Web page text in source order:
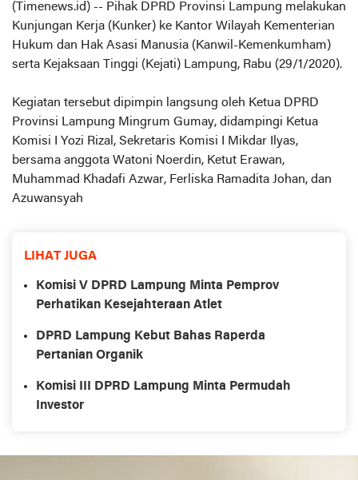
(Timenews.id) -- Pihak DPRD Provinsi Lampung melakukan
Kunjungan Kerja (Kunker) ke Kantor Wilayah Kementerian
Hukum dan Hak Asasi Manusia (Kanwil-Kemenkumham)
serta Kejaksaan Tinggi (Kejati) Lampung, Rabu (29/1/2020).
Kegiatan tersebut dipimpin langsung oleh Ketua DPRD
Provinsi Lampung Mingrum Gumay, didampingi Ketua
Komisi I Yozi Rizal, Sekretaris Komisi I Mikdar Ilyas,
bersama anggota Watoni Noerdin, Ketut Erawan,
Muhammad Khadafi Azwar, Ferliska Ramadita Johan, dan
Azuwansyah
LIHAT JUGA
Komisi V DPRD Lampung Minta Pemprov
Perhatikan Kesejahteraan Atlet
DPRD Lampung Kebut Bahas Raperda
Pertanian Organik
Komisi III DPRD Lampung Minta Permudah
Investor